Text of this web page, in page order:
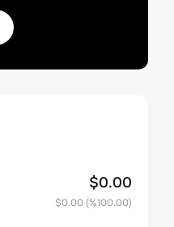
$0.00
$0.00(%100.00)